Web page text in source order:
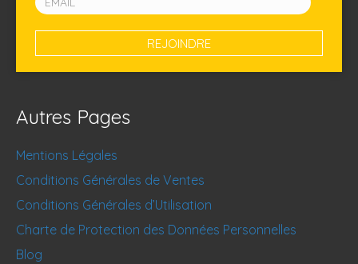
Autres Pages
Mentions Légales
Conditions Générales de Ventes
Conditions Générales d’Utilisation
Charte de Protection des Données Personnelles
Blog